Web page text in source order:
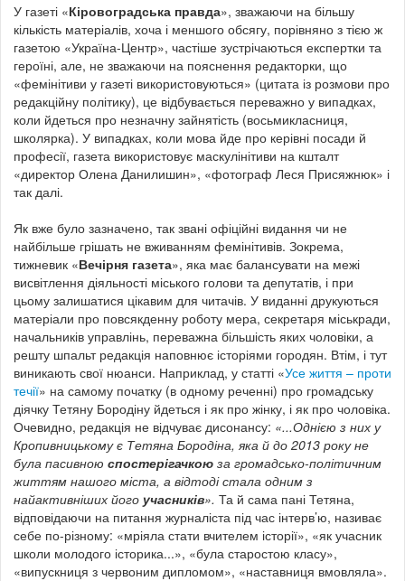
У газеті «Кіровоградська правда», зважаючи на більшу
кількість матеріалів, хоча і меншого обсягу, порівняно з тією ж
газетою «Україна-Центр», частіше зустрічаються експертки та
героїні, але, не зважаючи на пояснення редакторки, що
«фемінітиви у газеті використовуються» (цитата із розмови про
редакційну політику), це відбувається переважно у випадках,
коли йдеться про незначну зайнятість (восьмикласниця,
школярка). У випадках, коли мова йде про керівні посади й
професії, газета використовує маскулінітиви на кшталт
«директор Олена Данилишин», «фотограф Леся Присяжнюк» і
так далі.
Як вже було зазначено, так звані офіційні видання чи не
найбільше грішать не вживанням фемінітивів. Зокрема,
тижневик «Вечірня газета», яка має балансувати на межі
висвітлення діяльності міського голови та депутатів, і при
цьому залишатися цікавим для читачів. У виданні друкуються
матеріали про повсякденну роботу мера, секретаря міськради,
начальників управлінь, переважна більшість яких чоловіки, а
решту шпальт редакція наповнює історіями городян. Втім, і тут
виникають свої нюанси. Наприклад, у статті «Усе життя – проти
течії» на самому початку (в одному реченні) про громадську
діячку Тетяну Бородіну йдеться і як про жінку, і як про чоловіка.
Очевидно, редакція не відчуває дисонансу: «...Однією з них у
Кропивницькому є Тетяна Бородіна, яка й до 2013 року не
була пасивною спостерігачкою за громадсько-політичним
життям нашого міста, а відтоді стала одним з
найактивніших його учасників». Та й сама пані Тетяна,
відповідаючи на питання журналіста під час інтерв’ю, називає
себе по-різному: «мріяла стати вчителем історії», «як учасник
школи молодого історика...», «була старостою класу»,
«випускниця з червоним дипломом», «наставниця вмовляла».